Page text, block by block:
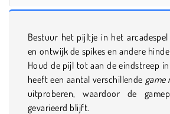
Bestuur het pijltje in het arcadespel
en ontwijk de spikes en andere
Houd de pijl tot aan de eindstreep
heeft een aantal verschillende game
uitproberen, waardoor de
gevarieerd blijft.